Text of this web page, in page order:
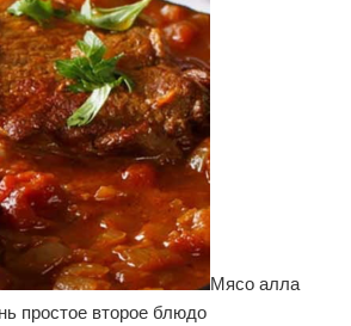
Мясо алла
простое второе блюдо